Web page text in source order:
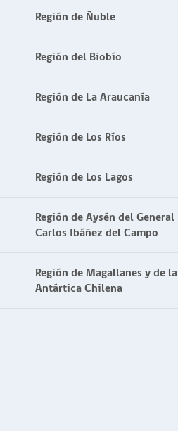
Región de Ñuble
Región del Biobío
Región de La Araucanía
Región de Los Ríos
Región de Los Lagos
Región de Aysén del General
Carlos Ibáñez del Campo
Región de Magallanes y de la
Antártica Chilena